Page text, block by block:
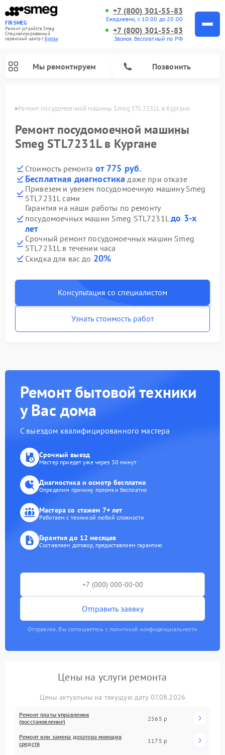
FIX-SMEG
Ремонт устройств Smeg
Специализированный
cервисный центр г.Курган
+7 (800) 301-55-83
Ежедневно, с 10:00 до 20:00
+7 (800) 301-55-83
Звонок бесплатный по РФ
Мы ремонтируем Позвонить
Ремонт посудомоечной машины Smeg STL7231L в Кургане
Ремонт посудомоечной машины
Smeg STL7231L в Кургане
Стоимость ремонта от 775 руб.
Бесплатная диагностика даже при отказе
Привезем и увезем посудомоечную машину Smeg
STL7231L сами
Гарантия на наши работы по ремонту
посудомоечных машин Smeg STL7231Lдо 3-х
лет
Срочный ремонт посудомоечных машин Smeg
STL7231L в течении часа
Скидка для вас до 20%
Консультация со специалистом
Узнать стоимость работ
Ремонт бытовой техники
у Вас дома
С выездом квалифицированного мастера
Срочный выезд
Мастер приедет уже через 30 минут
Диагностика и осмотр бесплатно
Определим причину поломки бесплатно
Мастера со стажем 7+ лет
Работаем с техникой любой сложности
Гарантия до 12 месяцев
Составляем договор, предоставляем гарантию
Отправить заявку
Отправляя, Вы соглашаетесь с политикой конфиденциальности
Цены на услуги ремонта
Цены актуальны на текущую дату 07.08.2026
Ремонт платы управления
(восстановление)
2565 р
Ремонт или замена дозатора моющих
средств
1175 р